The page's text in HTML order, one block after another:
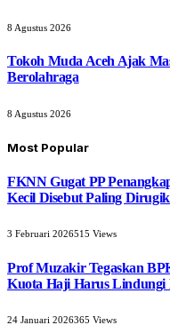
8 Agustus 2026
Tokoh Muda Aceh Ajak
Berolahraga
8 Agustus 2026
Most Popular
FKNN Gugat PP
Kecil Disebut Paling
3 Februari 2026515 Views
Prof Muzakir Tegaskan
Kuota Haji Harus Lindungi
24 Januari 2026365 Views